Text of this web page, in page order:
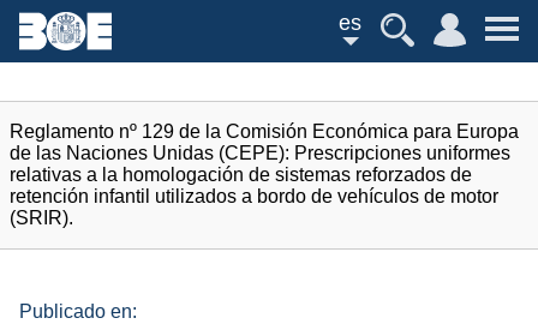
es
Reglamento nº 129 de la Comisión Económica para Europa
de las Naciones Unidas (CEPE): Prescripciones uniformes
relativas a la homologación de sistemas reforzados de
retención infantil utilizados a bordo de vehículos de motor
(SRIR).
Publicado en: